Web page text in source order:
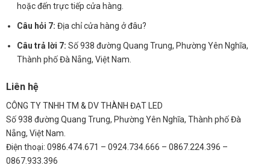
hoặc đến trực tiếp cửa hàng.
Câu hỏi 7: Địa chỉ cửa hàng ở đâu?
Câu trả lời 7: Số 938 đường Quang Trung, Phường Yên Nghĩa,
Thành phố Đà Nẵng, Việt Nam.
Liên hệ
CÔNG TY TNHH TM & DV THÀNH ĐẠT LED
Số 938 đường Quang Trung, Phường Yên Nghĩa, Thành phố Đà
Nẵng, Việt Nam.
Điện thoại: 0986.474.671 – 0924.734.666 – 0867.224.396 –
0867.933.396